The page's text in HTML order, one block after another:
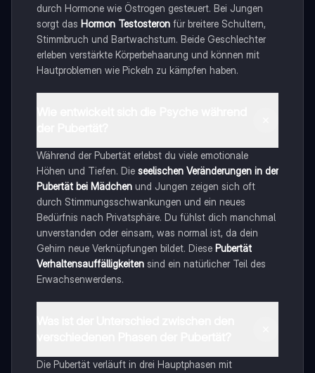
durch Hormone wie Östrogen gesteuert. Bei Jungen
sorgt das Hormon Testosteronfür breitere Schultern,
Stimmbruch und Bartwachstum. Beide Geschlechter
erleben verstärkte Körperbehaarung und können mit
Hautproblemen wie Pickeln zu kämpfen haben.
Während der Pubertät erlebst du viele emotionale
Höhen und Tiefen. Die seelischen Veränderungen in der
Pubertät bei Mädchenund Jungen zeigen sich oft
durch Stimmungsschwankungen und ein neues
Bedürfnis nach Privatsphäre. Du fühlst dich manchmal
unverstanden oder einsam, was normal ist, da dein
Gehirn neue Verknüpfungen bildet. Diese Pubertät
Verhaltensauffälligkeitensind ein natürlicher Teil des
Erwachsenwerdens.
Die Pubertät verläuft in drei Hauptphasen mit